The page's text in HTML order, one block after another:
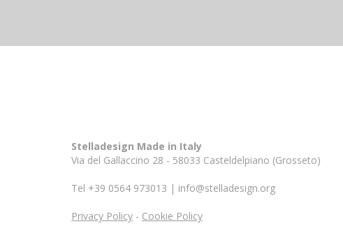
Stelladesign Made in Italy
Via del Gallaccino 28 - 58033 Casteldelpiano (Grosseto)
Tel +39 0564 973013 | info@stelladesign.org
Privacy Policy - Cookie Policy